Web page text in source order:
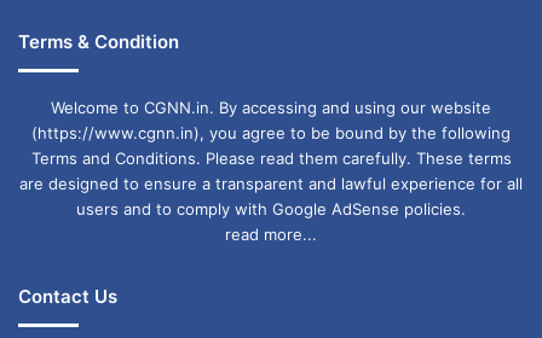
Terms & Condition
Welcome to CGNN.in. By accessing and using our website
(https://www.cgnn.in), you agree to be bound by the following
Terms and Conditions. Please read them carefully. These terms
are designed to ensure a transparent and lawful experience for all
users and to comply with Google AdSense policies.
read more...
Contact Us